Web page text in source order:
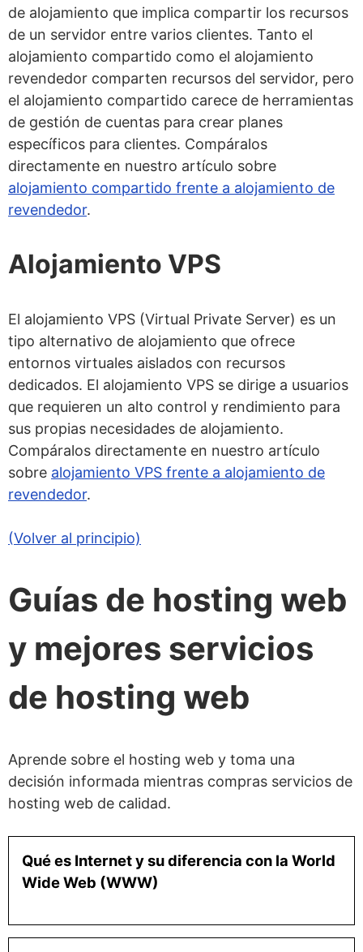
de alojamiento que implica compartir los recursos
de un servidor entre varios clientes. Tanto el
alojamiento compartido como el alojamiento
revendedor comparten recursos del servidor, pero
el alojamiento compartido carece de herramientas
de gestión de cuentas para crear planes
específicos para clientes. Compáralos
directamente en nuestro artículo sobre
alojamiento compartido frente a alojamiento de
revendedor.
Alojamiento VPS
El alojamiento VPS (Virtual Private Server) es un
tipo alternativo de alojamiento que ofrece
entornos virtuales aislados con recursos
dedicados. El alojamiento VPS se dirige a usuarios
que requieren un alto control y rendimiento para
sus propias necesidades de alojamiento.
Compáralos directamente en nuestro artículo
sobre alojamiento VPS frente a alojamiento de
revendedor.
(Volver al principio)
Guías de hosting web
y mejores servicios
de hosting web
Aprende sobre el hosting web y toma una
decisión informada mientras compras servicios de
hosting web de calidad.
Qué es Internet y su diferencia con la World
Wide Web (WWW)